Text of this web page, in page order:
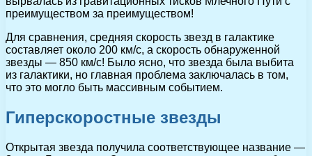
преимуществом за преимуществом!
Для сравнения, средняя скорость звезд в галактике
составляет около 200 км/с, а скорость обнаруженной
звезды — 850 км/с! Было ясно, что звезда была выбита
из галактики, но главная проблема заключалась в том,
что это могло быть массивным событием.
Гиперскоростные звезды
Открытая звезда получила соответствующее название —